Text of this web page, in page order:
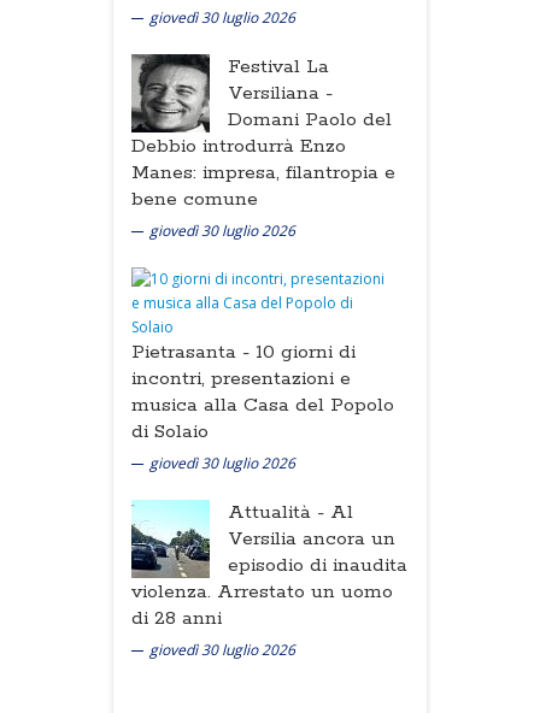
giovedì 30 luglio 2026
Festival La
Versiliana -
Domani Paolo del
Debbio introdurrà Enzo
Manes: impresa, filantropia e
bene comune
giovedì 30 luglio 2026
Pietrasanta - 10 giorni di
incontri, presentazioni e
musica alla Casa del Popolo
di Solaio
giovedì 30 luglio 2026
Attualità - Al
Versilia ancora un
episodio di inaudita
violenza. Arrestato un uomo
di 28 anni
giovedì 30 luglio 2026